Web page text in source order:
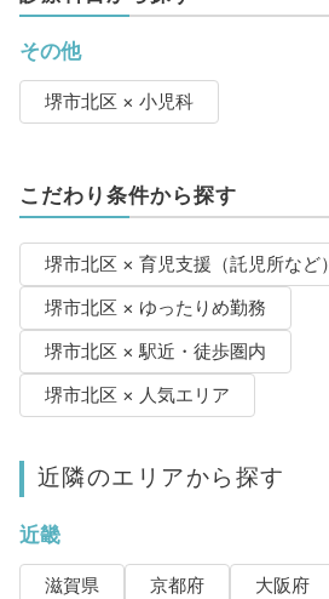
その他
堺市北区 × 小児科
こだわり条件から探す
堺市北区 × 育児支援（託児所など）
堺市北区 × ゆったりめ勤務
堺市北区 × 駅近・徒歩圏内
堺市北区 × 人気エリア
近隣のエリアから探す
近畿
滋賀県 京都府 大阪府